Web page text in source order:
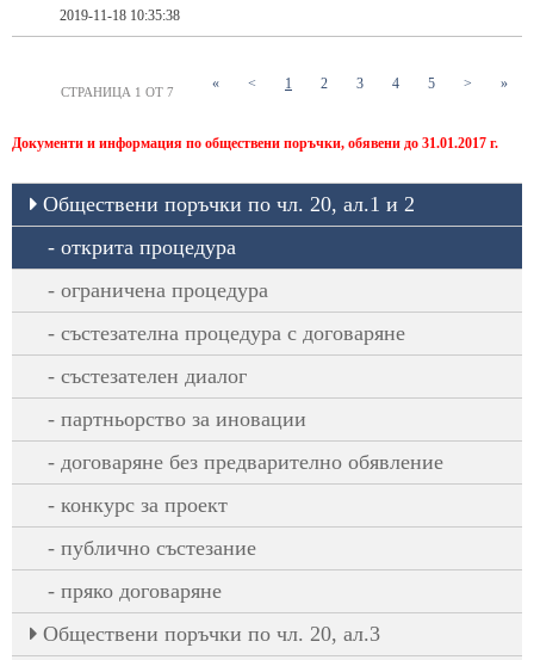
2019-11-18 10:35:38
« < 1 (current)
2(current)
3(current)
4(current)
5(current)
> »
СТРАНИЦА 1 ОТ 7
Документи и информация по обществени поръчки, обявени до 31.01.2017 г.
Oбществени поръчки по чл. 20, ал.1 и 2
открита процедура
ограничена процедура
състезателна процедура с договаряне
състезателен диалог
партньорство за иновации
договаряне без предварително обявление
конкурс за проект
публично състезание
пряко договаряне
Oбществени поръчки по чл. 20, ал.3